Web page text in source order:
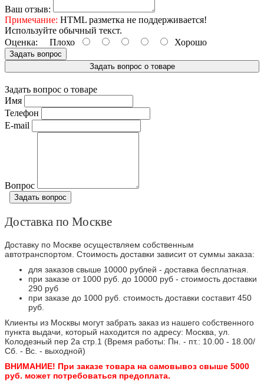
Ваш отзыв:
Примечание: HTML разметка не поддерживается!
Используйте обычный текст.
Оценка: Плохо Хорошо
Задать вопрос
Задать вопрос о товаре
Задать вопрос о товаре
Имя
Телефон
E-mail
Вопрос
Задать вопрос
Доставка по Москве
Доставку по Москве осуществляем собственным
автотранспортом. Стоимость доставки зависит от суммы заказа:
для заказов свыше 10000 рублей - доставка бесплатная.
при заказе от 1000 руб. до 10000 руб - стоимость доставки
290 руб
при заказе до 1000 руб. стоимость доставки составит 450
руб.
Клиенты из Москвы могут забрать заказ из нашего собственного
пункта выдачи, который находится по адресу: Москва, ул.
Колодезный пер 2а стр.1 (Время работы: Пн. - пт.: 10.00 - 18.00/
Сб. - Вс. - выходной)
ВНИМАНИЕ! При заказе товара на самовывоз свыше 5000
руб. может потребоваться предоплата.